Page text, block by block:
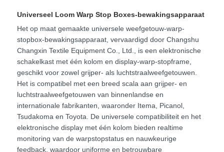
Universeel Loom Warp Stop Boxes-bewakingsapparaat
Het op maat gemaakte universele weefgetouw-warp-
stopbox-bewakingsapparaat, vervaardigd door Changshu
Changxin Textile Equipment Co., Ltd., is een elektronische
schakelkast met één kolom en display-warp-stopframe,
geschikt voor zowel grijper- als luchtstraalweefgetouwen.
Het is compatibel met een breed scala aan grijper- en
luchtstraalweefgetouwen van binnenlandse en
internationale fabrikanten, waaronder Itema, Picanol,
Tsudakoma en Toyota. De universele compatibiliteit en het
elektronische display met één kolom bieden realtime
monitoring van de warpstopstatus en nauwkeurige
feedback, waardoor uniforme en betrouwbare